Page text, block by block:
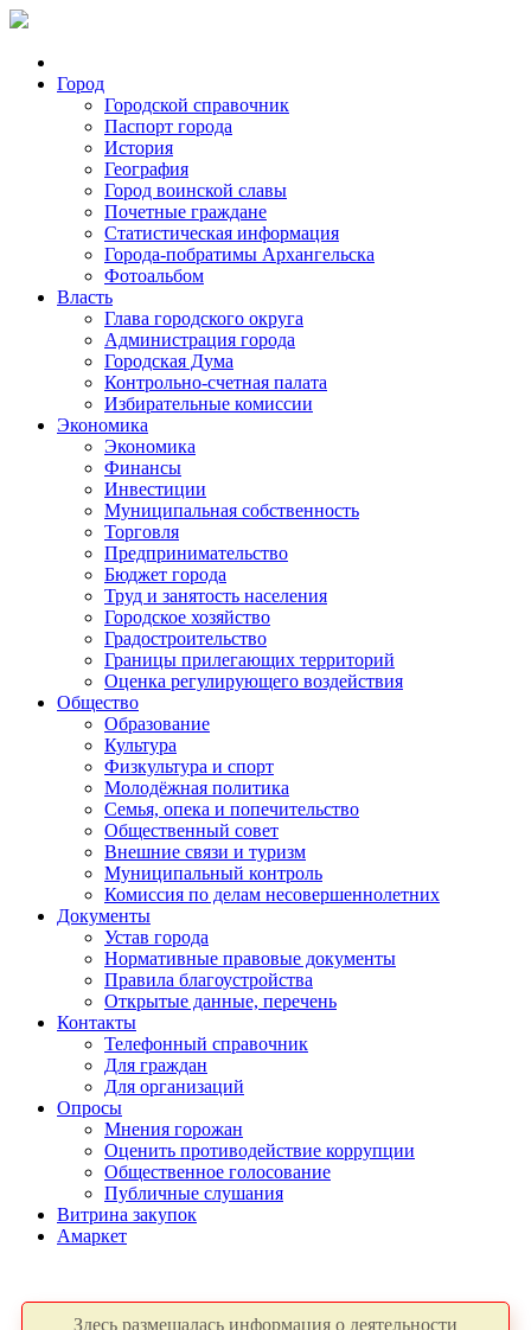
Город
Городской справочник
Паспорт города
История
География
Город воинской славы
Почетные граждане
Статистическая информация
Города-побратимы Архангельска
Фотоальбом
Власть
Глава городского округа
Администрация города
Городская Дума
Контрольно-счетная палата
Избирательные комиссии
Экономика
Экономика
Финансы
Инвестиции
Муниципальная собственность
Торговля
Предпринимательство
Бюджет города
Труд и занятость населения
Городское хозяйство
Градостроительство
Границы прилегающих территорий
Оценка регулирующего воздействия
Общество
Образование
Культура
Физкультура и спорт
Молодёжная политика
Семья, опека и попечительство
Общественный совет
Внешние связи и туризм
Муниципальный контроль
Комиссия по делам несовершеннолетних
Документы
Устав города
Нормативные правовые документы
Правила благоустройства
Открытые данные, перечень
Контакты
Телефонный справочник
Для граждан
Для организаций
Опросы
Мнения горожан
Оценить противодействие коррупции
Общественное голосование
Публичные слушания
Витрина закупок
Амаркет
Здесь размещалась информация о деятельности